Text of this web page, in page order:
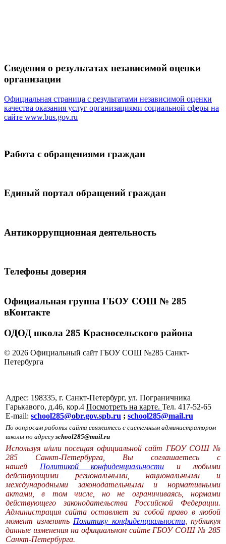
Сведения о результатах независимой оценки
организации
Официальная страница с результатами независимой оценки
качества оказания услуг организациями социальной сферы на
сайте www.bus.gov.ru
Работа с обращениями граждан
Единый портал обращений граждан
Антикоррупционная деятельность
Телефоны доверия
Официальная группа ГБОУ СОШ № 285
вКонтакте
ОДОД школа 285 Красносельского района
© 2026 Официальный сайт ГБОУ СОШ №285 Санкт-
Петербурга
Адрес: 198335, г. Санкт-Петербург, ул. Пограничника
Гарькавого, д.46, кор.4 Посмотреть на карте. Тел. 417-52-65
E-mail: school285@obr.gov.spb.ru ; school285@mail.ru
По вопросам работы сайта свяжитесь с системным администратором
школы по адресу school285@mail.ru
Используя и/или посещая официальной сайт ГБОУ СОШ №
285 Санкт-Петербурга, Вы соглашаетесь с
нашей Политикой конфиденциальности и любыми
действующими региональными, национальными и
международными законодательными и нормативными
актами, в том числе, но не ограничиваясь, нормами
действующего законодательства Российской Федерации.
Администрация сайта оставляет за собой право в любой
момент изменять Политику конфиденциальности, публикуя
данные изменения на официальном сайте ГБОУ СОШ № 285
Санкт-Петербурга.